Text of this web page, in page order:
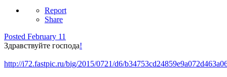
Report
Share
Posted February 11
Здравствуйте господа!
http://i72.fastpic.ru/big/2015/0721/d6/